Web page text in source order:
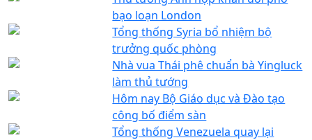
bạo loạn London
Tổng thống Syria bổ nhiệm bộ
trưởng quốc phòng
Nhà vua Thái phê chuẩn bà Yingluck
làm thủ tướng
Hôm nay Bộ Giáo dục và Đào tạo
công bố điểm sàn
Tổng thống Venezuela quay lại